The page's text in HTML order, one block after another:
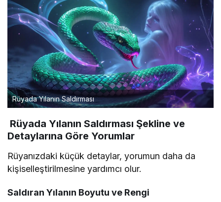
Rüyada Yılanın Saldırması
Rüyada Yılanın Saldırması Şekline ve
Detaylarına Göre Yorumlar
Rüyanızdaki küçük detaylar, yorumun daha da
kişiselleştirilmesine yardımcı olur.
Saldıran Yılanın Boyutu ve Rengi